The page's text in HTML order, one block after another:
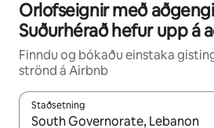
Orlofseignir með
Suðurhérað hefur upp á
Finndu og bókaðu einstaka
strönd á Airbnb
Staðsetning
Þegar niðurstöður liggja fyrir skaltu